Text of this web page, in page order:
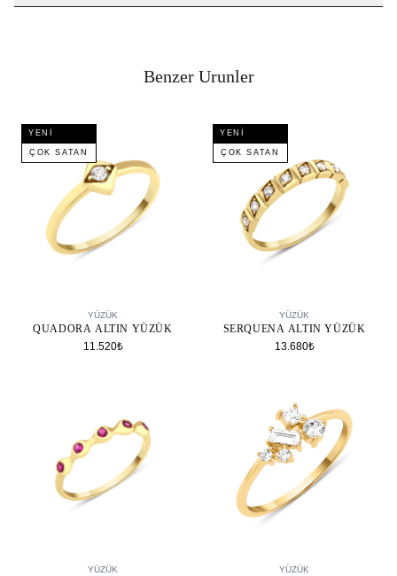
Benzer Urunler
YENI
ÇOK SATAN
YÜZÜK
QUADORA ALTIN YÜZÜK
11.520₺
YENI
ÇOK SATAN
YÜZÜK
SERQUENA ALTIN YÜZÜK
13.680₺
YÜZÜK YÜZÜK